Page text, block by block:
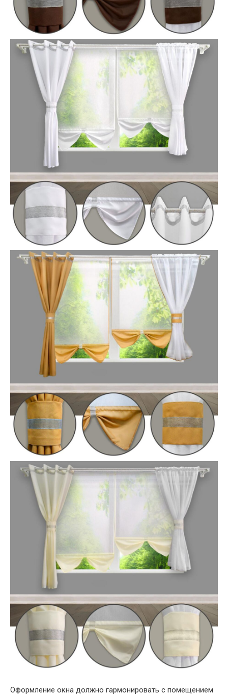
Оформление окна должно гармонировать с помещением